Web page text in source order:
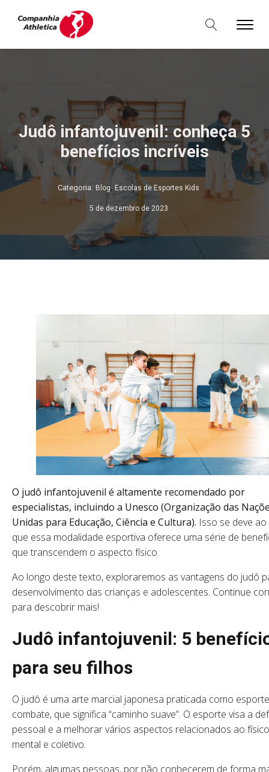
Judô infantojuvenil: conheça 5
benefícios incríveis
Categoria: Blog, Escolas de Esportes Kids
5 de dezembro de 2023
O judô infantojuvenil é altamente recomendado por
especialistas, incluindo a Unesco (Organização das
Unidas para Educação, Ciência e Cultura). Isso se deve
que essa modalidade esportiva oferece uma série de
que transcendem o aspecto físico.
Ao longo deste texto, exploraremos as vantagens do judô
desenvolvimento das crianças e adolescentes. Continue
para descobrir mais!
Judô infantojuvenil: 5
para seu filhos
O judô é uma arte marcial japonesa praticada como
combate, que significa “caminho suave”. O esporte visa a
pessoal e a melhorar vários aspectos relacionados ao
mental e coletivo.
Porém, algumas pessoas, por não conhecerem de forma